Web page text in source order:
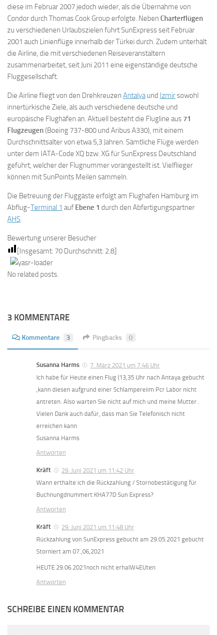
diese im Februar 2007 jedoch wieder, als die Übernahme von
Condor durch Thomas Cook Group erfolgte. Neben Charterflügen
zu verschiedenen Urlaubszielen führt SunExpress seit Februar
2001 auch Linienflüge innerhalb der Türkei durch. Zudem unterhält
die Airline, die mit verschiedenen Reiseveranstaltern
zusammenarbeitet, seit Juni 2011 eine eigenständige deutsche
Fluggesellschaft.
Die Airline fliegt von den Drehkreuzen Antalyaund Izmirsowohl
innertürkische Ziele, als auch verschiedene deutsche und
europäische Flughäfen an. Aktuell besteht die Flugline aus 71
Flugzeugen(Boeing 737-800 und Aribus A330), mit einem
Durchschnittsalter von etwa 5,3 Jahren. Sämtliche Flüge werden
unter dem IATA-Code XQ bzw. XG für SunExpress Deutschland
geführt, welcher der Flugnummer vorangestellt ist. Vielflieger
können mit SunPoints Meilen sammeln.
Die Betreuung der Fluggäste erfolgt am Flughafen Hamburg im
Abflug-Terminal 1 auf Ebene 1 durch den Abfertigungspartner
AHS.
Bewertung unserer Besucher
[Insgesamt: 70 Durchschnitt: 2.8]
No related posts.
3 KOMMENTARE
Kommentare 3 Pingbacks 0
Susanna Harms
7. März 2021 um 7:46 Uhr
Ich habe für Heute einen Flug (13,35 Uhr nach Antaya gebucht
,kann diesen aufgrund einer Schlampereiim Pcr Labor nicht
antreten. Also warten Sie nicht auf mich und meine Mutter .
Vielen Dank auch dafür, dass man Sie Telefonisch nicht
erreichen kann
Susanna Harms
Antworten
Kräft
29. Juni 2021 um 11:42 Uhr
Wann erthalte ich die Rückzahlung / Stornobestätigung für
Buchnungdnummert KHA77D Sun Express?
Antworten
Kräft
29. Juni 2021 um 11:48 Uhr
Rückzahlung von SunExpress gebucht am 29.05.2021 gebucht
Storniert am 07.,06,2021
HEUTE 29.06.2021noch nicht erhalW4EUten
Antworten
SCHREIBE EINEN KOMMENTAR